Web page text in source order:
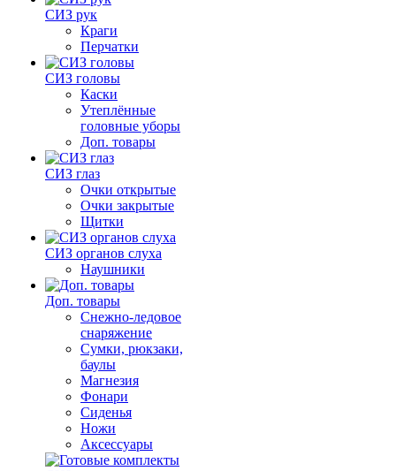
СИЗ рук
Краги
Перчатки
СИЗ головы
Каски
Утеплённые
головные уборы
Доп. товары
СИЗ глаз
Очки открытые
Очки закрытые
Щитки
СИЗ органов слуха
Наушники
Доп. товары
Снежно-ледовое
снаряжение
Сумки, рюкзаки,
баулы
Магнезия
Фонари
Сиденья
Ножи
Аксессуары